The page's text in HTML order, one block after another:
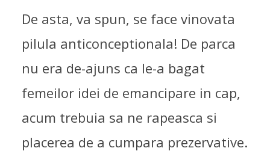
De asta, va spun, se face vinovata
pilula anticonceptionala! De parca
nu era de-ajuns ca le-a bagat
femeilor idei de emancipare in cap,
acum trebuia sa ne rapeasca si
placerea de a cumpara prezervative.